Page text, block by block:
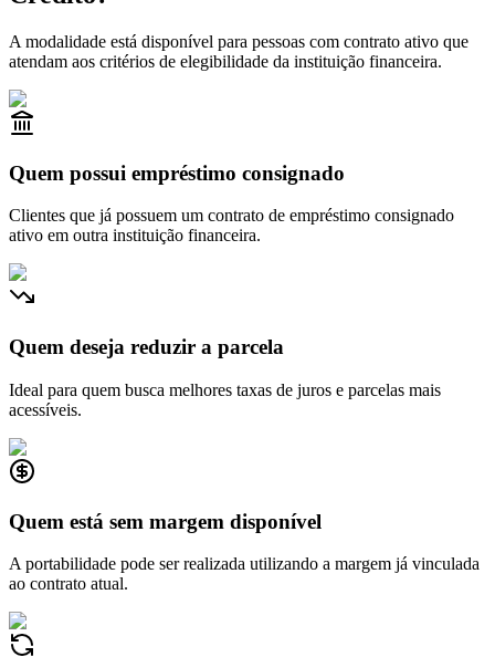
A modalidade está disponível para pessoas com contrato ativo que
atendam aos critérios de elegibilidade da instituição financeira.
Quem possui empréstimo consignado
Clientes que já possuem um contrato de empréstimo consignado
ativo em outra instituição financeira.
Quem deseja reduzir a parcela
Ideal para quem busca melhores taxas de juros e parcelas mais
acessíveis.
Quem está sem margem disponível
A portabilidade pode ser realizada utilizando a margem já vinculada
ao contrato atual.